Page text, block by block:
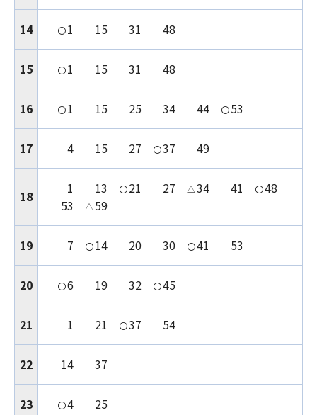
14 〇1 15 31 48
15 〇1 15 31 48
16 〇1 15 25 34 44 〇53
17 4 15 27 〇37 49
18 1 13 〇21 27 △34 41 〇48
53
△ 59
19 7 〇14 20 30 〇41 53
20 〇6 19 32 〇45
21 1 21 〇37 54
22 14 37
23 〇4 25